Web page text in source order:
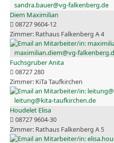
sandra.bauer@vg-falkenberg.de
Diem Maximilian
08727 9604-12
Rathaus Falkenberg A 4
maximilian.diem@vg-
Fuchsgruber Anita
08727 280
KiTa Taufkirchen
leitung@kita-taufkirchen.de
Houdelet Elisa
08727 9604-30
Rathaus Falkenberg A 5